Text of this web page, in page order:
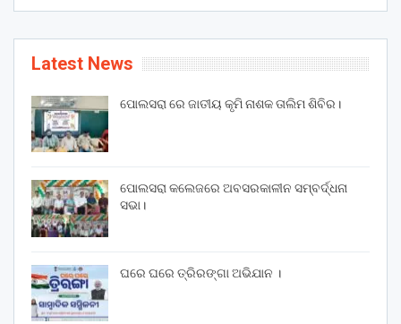
Latest News
ପୋଲସରା ରେ ଜାତୀୟ କୃମି ନାଶକ ତାଲିମ ଶିବିର।
ପୋଲସରା କଲେଜରେ ଅବସରକାଳୀନ ସମ୍ବର୍ଦ୍ଧନା
ସଭା।
ଘରେ ଘରେ ତ୍ରିରଙ୍ଗା ଅଭିଯାନ ।